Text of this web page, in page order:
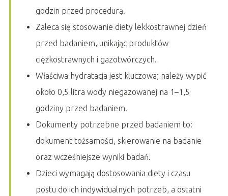
godzin przed procedurą.
Zaleca się stosowanie diety lekkostrawnej dzień
przed badaniem, unikając produktów
ciężkostrawnych i gazotwórczych.
Właściwa hydratacja jest kluczowa; należy wypić
około 0,5 litra wody niegazowanej na 1–1,5
godziny przed badaniem.
Dokumenty potrzebne przed badaniem to:
dokument tożsamości, skierowanie na badanie
oraz wcześniejsze wyniki badań.
Dzieci wymagają dostosowania diety i czasu
postu do ich indywidualnych potrzeb, a ostatni